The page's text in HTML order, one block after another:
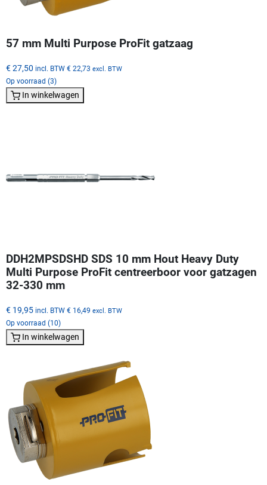
57 mm Multi Purpose ProFit gatzaag
€ 27,50 incl. BTW € 22,73 excl. BTW
Op voorraad (3)
In winkelwagen
DDH2MPSDSHD SDS 10 mm Hout Heavy Duty
Multi Purpose ProFit centreerboor voor gatzagen
32-330 mm
€ 19,95 incl. BTW € 16,49 excl. BTW
Op voorraad (10)
In winkelwagen